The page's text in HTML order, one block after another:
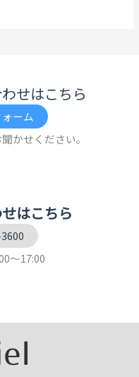
せはこちら
ーム
かせください。
はこちら
～17:00